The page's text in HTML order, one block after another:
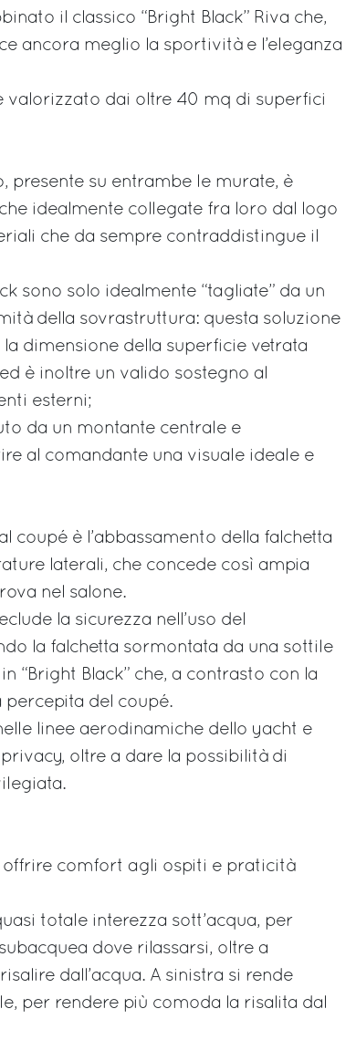
il classico “Bright Black” Riva che,
ancora meglio la sportività e l’eleganza
valorizzato dai oltre 40 mq di superfici
presente su entrambe le murate, è
idealmente collegate fra loro dal logo
che da sempre contraddistingue il
sono solo idealmente “tagliate” da un
della sovrastruttura: questa soluzione
dimensione della superficie vetrata
è inoltre un valido sostegno al
esterni;
da un montante centrale e
al comandante una visuale ideale e
coupé è l’abbassamento della falchetta
laterali, che concede così ampia
nel salone.
la sicurezza nell’uso del
la falchetta sormontata da una sottile
“Bright Black” che, a contrasto con la
percepita del coupé.
linee aerodinamiche dello yacht e
oltre a dare la possibilità di
offrire comfort agli ospiti e praticità
totale interezza sott’acqua, per
dove rilassarsi, oltre a
dall’acqua. A sinistra si rende
per rendere più comoda la risalita dal